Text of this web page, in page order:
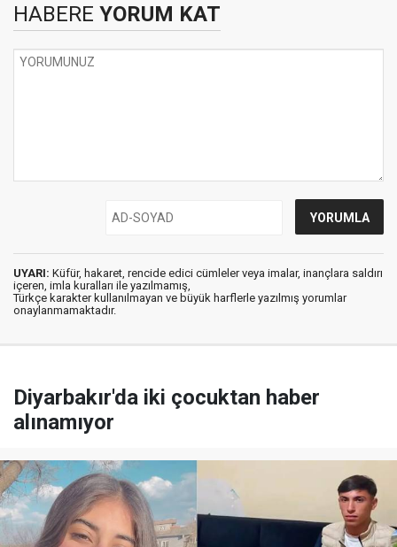
HABERE YORUM KAT
UYARI: Küfür, hakaret, rencide edici cümleler veya imalar, inançlara saldırı
içeren, imla kuralları ile yazılmamış,
Türkçe karakter kullanılmayan ve büyük harflerle yazılmış yorumlar
onaylanmamaktadır.
Diyarbakır'da iki çocuktan haber
alınamıyor